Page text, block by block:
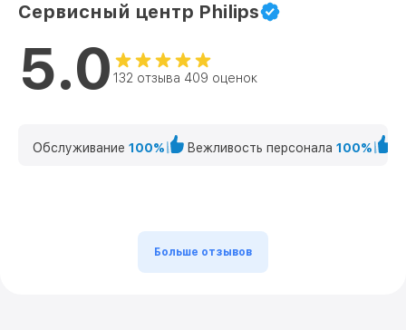
Сервисный центр Philips
5.0 132 отзыва 409 оценок
Обслуживание 100% Вежливость персонала 100%
Больше отзывов